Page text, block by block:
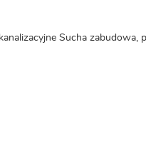
Sucha zabudowa,